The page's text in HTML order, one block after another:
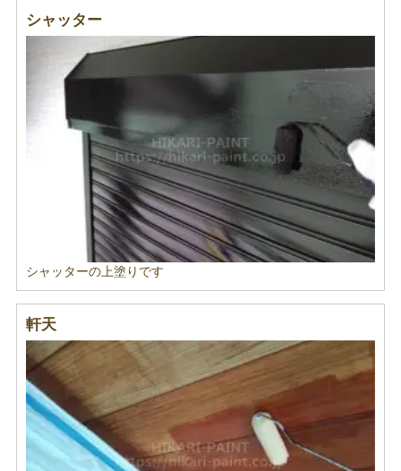
シャッター
シャッターの上塗りです
軒天